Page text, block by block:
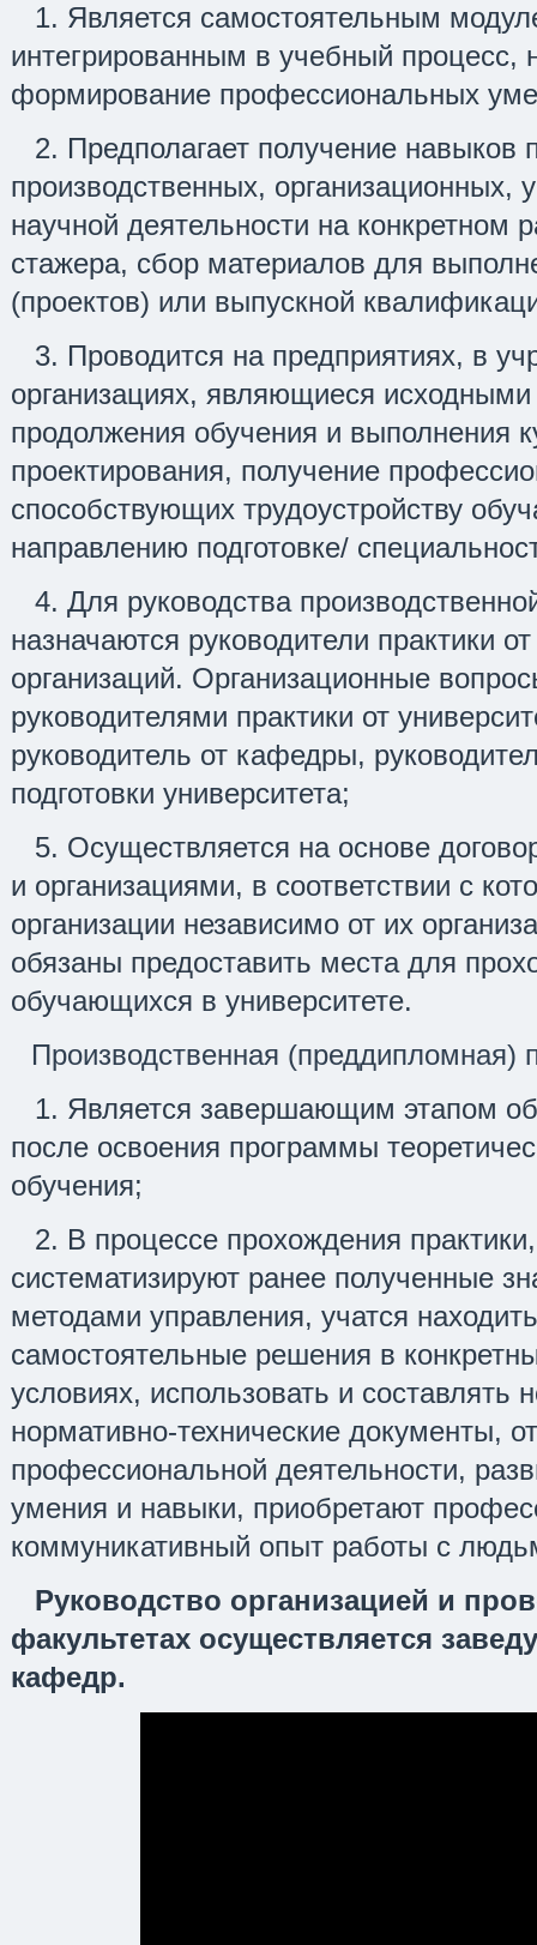
1. Является самостоятельным
интегрированным в учебный процесс,
формирование профессиональных
2. Предполагает получение навыков
производственных, организационных,
научной деятельности на конкретном
стажера, сбор материалов для
(проектов) или выпускной
3. Проводится на предприятиях, в
организациях, являющиеся
продолжения обучения и выполнения
проектирования, получение
способствующих трудоустройству
направлению подготовке/
4. Для руководства
назначаются руководители практики
организаций. Организационные
руководителями практики от
руководитель от кафедры,
подготовки университета;
5. Осуществляется на основе
и организациями, в соответствии с
организации независимо от их
обязаны предоставить места для
обучающихся в университете.
Производственная (преддипломная)
1. Является завершающим этапом
после освоения программы
обучения;
2. В процессе прохождения
систематизируют ранее полученные
методами управления, учатся
самостоятельные решения в
условиях, использовать и составлять
нормативно-технические документы,
профессиональной деятельности,
умения и навыки, приобретают
коммуникативный опыт работы с
Руководство организацией и
факультетах осуществляется
кафедр.